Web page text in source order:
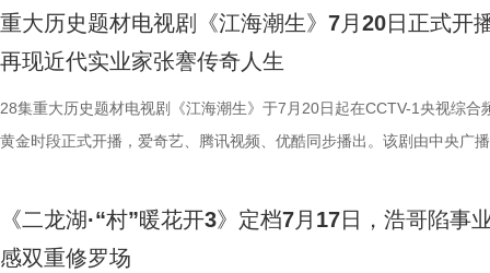
领衔主演，他们将带领各位一起，在叫卖声、自行车铃铛声和早市的热
旦，醉酒后的夏晓兰（周也 饰）独自瘫倒在自家客厅，房间里一片狼藉
她此刻的人生。勤勤恳恳当了多年“打工人”，却因合同上的疏漏，给公司
个大窟窿，也把自己一脚踹进了深渊。醉意沉沉间，手边的闹钟滑落，
年的夏晓兰，而是1983年一个同名同姓的农村姑娘。 震惊、恍惚、不
重大历史题材电视剧《江海潮生》7月20日正式开
再现近代实业家张謇传奇人生
28集重大历史题材电视剧《江海潮生》于7月20日起在CCTV-1央视综合
黄金时段正式开播，爱奇艺、腾讯视频、优酷同步播出。该剧由中央广
市委宣传部共同出品，北京爱奇艺科技有限公司、深圳市腾讯计算机系
《二龙湖·“村”暖花开3》定档7月17日，浩哥陷事
感双重修罗场